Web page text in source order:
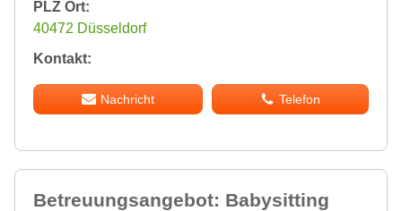
PLZ Ort:
40472 Düsseldorf
Kontakt:
Nachricht Telefon
Betreuungsangebot: Babysitting